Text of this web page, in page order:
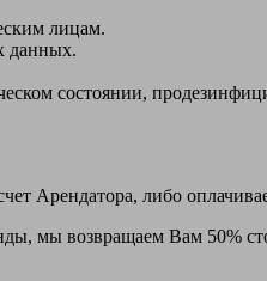
лицам.
данных.
состоянии,
Арендатора, либо
мы возвращаем Вам 50%